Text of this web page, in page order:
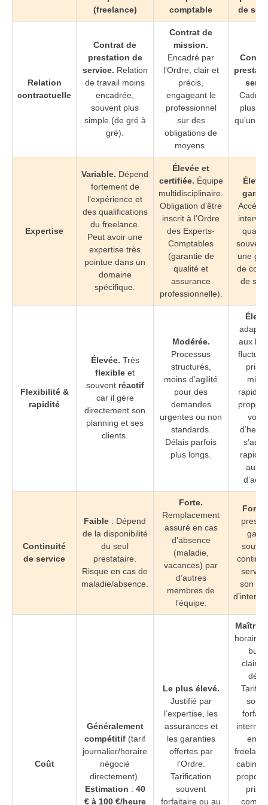
(freelance)
comptable
de
Relation
contractuelle
Contrat de
prestation de
service. Relation
de travail moins
encadrée,
souvent plus
simple (de gré à
gré).
Contrat de
mission.
Encadré par
l’Ordre, clair et
précis,
engageant le
professionnel
sur des
obligations de
moyens.
Cadre
plus
qu’un
Expertise
Variable. Dépend
fortement de
l’expérience et
des qualifications
du freelance.
Peut avoir une
expertise très
pointue dans un
domaine
spécifique.
Élevée et
certifiée. Équipe
multidisciplinaire.
Obligation d’être
inscrit à l’Ordre
des Experts-
Comptables
(garantie de
qualité et
assurance
professionnelle).
Accès
souvent
une
de
de
Flexibilité &
rapidité
Élevée. Très
flexible et
souvent réactif
car il gère
directement son
planning et ses
clients.
Modérée.
Processus
structurés,
moins d’agilité
pour des
demandes
urgentes ou non
standards.
Délais parfois
plus longs.
aux
prise
rapide.
aux
Continuité
de service
Faible : Dépend
de la disponibilité
du seul
prestataire.
Risque en cas de
maladie/absence.
Forte.
Remplacement
assuré en cas
d’absence
(maladie,
vacances) par
d’autres
membres de
l’équipe.
Forte
son
Coût
Généralement
compétitif (tarif
journalier/horaire
négocié
directement).
Estimation : 40
€ à 100 €/heure
Le plus élevé.
Justifié par
l’expertise, les
assurances et
les garanties
offertes par
l’Ordre.
Tarification
souvent
forfaitaire ou au
Maîtrisé
horaire/
cabinet.
prix